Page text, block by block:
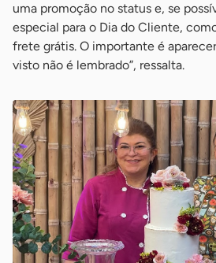
uma promoção no status e, se
especial para o Dia do Cliente,
frete grátis. O importante é
visto não é lembrado”, ressalta.